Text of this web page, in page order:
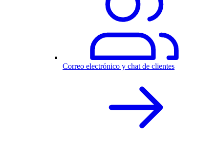
Correo electrónico y chat de clientes